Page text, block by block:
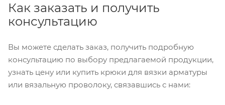
Как заказать и получить
консультацию
Вы можете сделать заказ, получить подробную
консультацию по выбору предлагаемой продукции,
узнать цену или купить крюки для вязки арматуры
или вязальную проволоку, связавшись с нами: